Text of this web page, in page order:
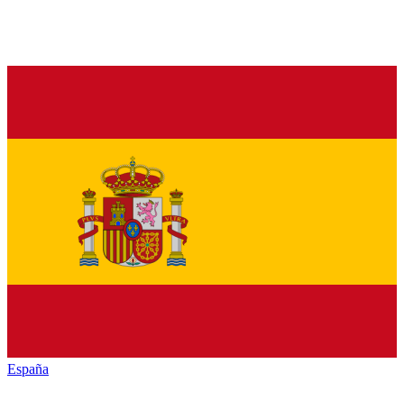
España